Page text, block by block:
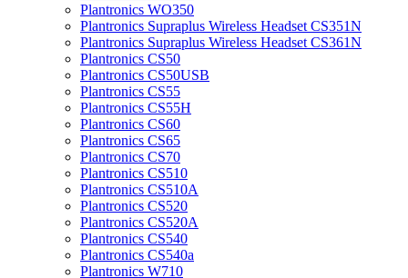
Plantronics WO350
Plantronics Supraplus Wireless Headset CS351N
Plantronics Supraplus Wireless Headset CS361N
Plantronics CS50
Plantronics CS50USB
Plantronics CS55
Plantronics CS55H
Plantronics CS60
Plantronics CS65
Plantronics CS70
Plantronics CS510
Plantronics CS510A
Plantronics CS520
Plantronics CS520A
Plantronics CS540
Plantronics CS540a
Plantronics W710